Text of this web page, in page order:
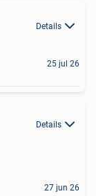
Details
25 jul 26
Details
27 jun 26